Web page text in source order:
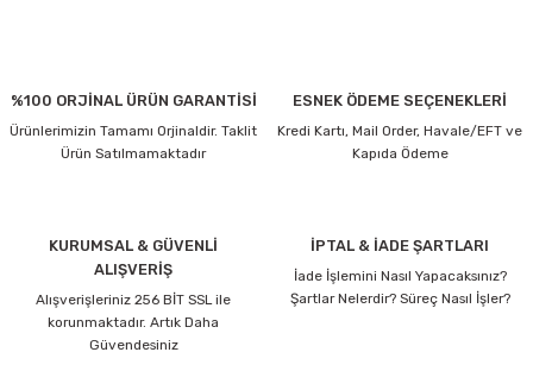
%100 ORJİNAL ÜRÜN GARANTİSİ
Ürünlerimizin Tamamı Orjinaldir. Taklit
Ürün Satılmamaktadır
ESNEK ÖDEME SEÇENEKLERİ
Kredi Kartı, Mail Order, Havale/EFT ve
Kapıda Ödeme
KURUMSAL & GÜVENLİ
ALIŞVERİŞ
Alışverişleriniz 256 BİT SSL ile
korunmaktadır. Artık Daha
Güvendesiniz
İPTAL & İADE ŞARTLARI
İade İşlemini Nasıl Yapacaksınız?
Şartlar Nelerdir? Süreç Nasıl İşler?